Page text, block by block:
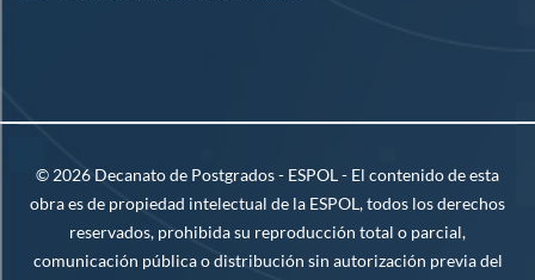
© 2026 Decanato de Postgrados - ESPOL - El contenido de esta
obra es de propiedad intelectual de la ESPOL, todos los derechos
reservados, prohibida su reproducción total o parcial,
comunicación pública o distribución sin autorización previa del